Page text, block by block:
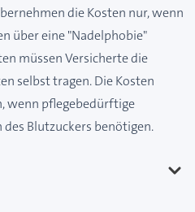
die Kosten nur, wenn
über eine "Nadelphobie"
müssen Versicherte die
selbst tragen. Die Kosten
wenn pflegebedürftige
Blutzuckers benötigen.